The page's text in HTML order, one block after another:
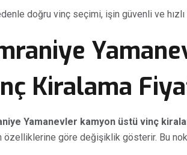
doğru vinç seçimi, işin güvenli ve hızlı
Kiralama
Yamanevler kamyon üstü vinç
özelliklerine göre değişiklik gösterir. Bu